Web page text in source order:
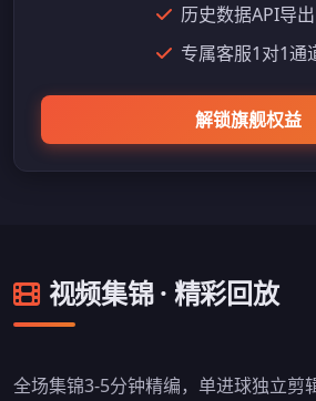
历史数据API导出
专属客服1对1通
解锁旗舰权益
视频集锦 · 精彩回放
全场集锦3-5分钟精编，单进球独立剪